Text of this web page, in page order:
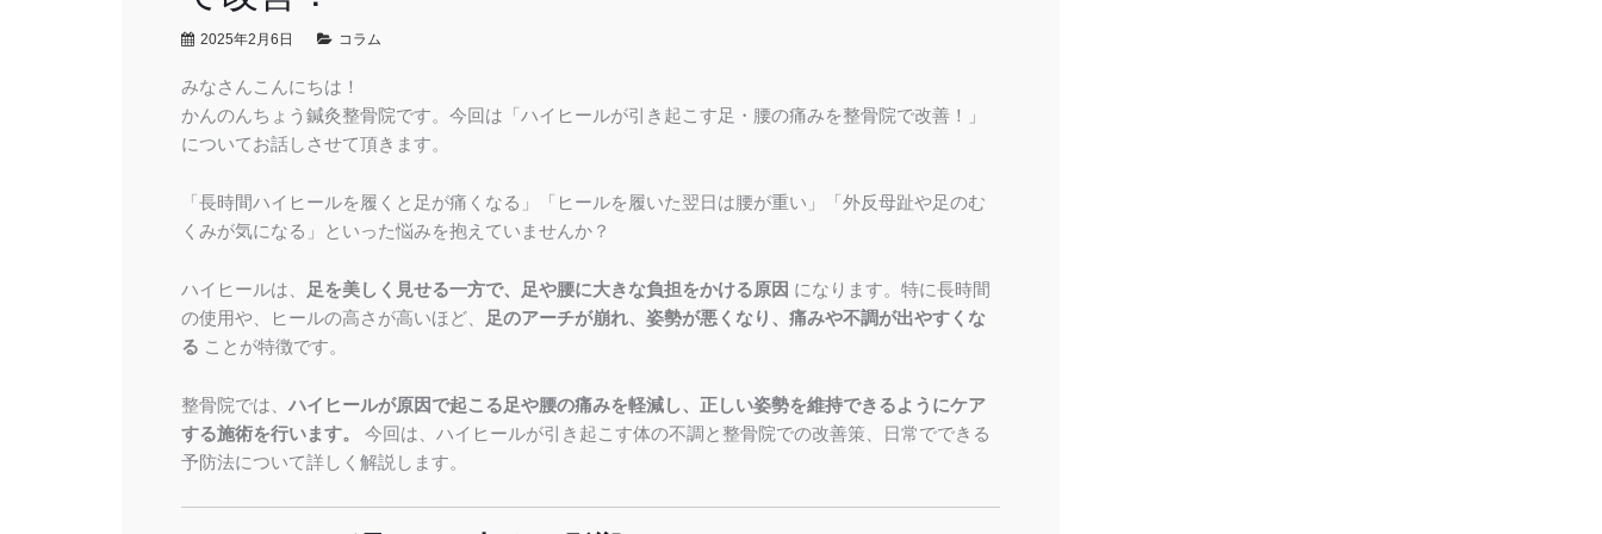
2025年2月6日 コラム
みなさんこんにちは！
かんのんちょう鍼灸整骨院です。今回は「ハイヒールが引き起こす足・腰の痛みを整骨院で改善！」
についてお話しさせて頂きます。
「長時間ハイヒールを履くと足が痛くなる」「ヒールを履いた翌日は腰が重い」「外反母趾や足のむ
くみが気になる」といった悩みを抱えていませんか？
ハイヒールは、 足を美しく見せる一方で、足や腰に大きな負担をかける原因 になります。特に長時間
の使用や、ヒールの高さが高いほど、
足のアーチが崩れ、姿勢が悪くなり、痛みや不調が出やすくな
る ことが特徴です。
整骨院では、 ハイヒールが原因で起こる足や腰の痛みを軽減し、正しい姿勢を維持できるようにケア
する施術を行います。
今回は、ハイヒールが引き起こす体の不調と整骨院での改善策、日常でできる
予防法について詳しく解説します。